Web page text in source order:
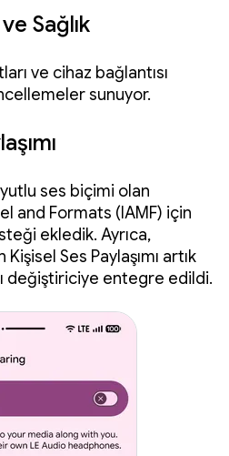
Sağlık
ve cihaz bağlantısı
sunuyor.
ses biçimi olan
and Formats (IAMF) için
ekledik. Ayrıca,
Ses Paylaşımı artık
değiştiriciye entegre edildi.